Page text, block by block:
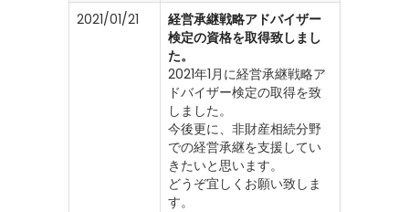
2021/01/21
経営承継戦略アドバイザー
検定の資格を取得致しまし
た。
2021年1月に経営承継戦略ア
ドバイザー検定の取得を致
しました。
今後更に、非財産相続分野
での経営承継を支援してい
きたいと思います。
どうぞ宜しくお願い致しま
す。